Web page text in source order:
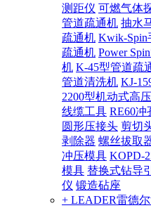
测距仪 可燃气体
管道疏通机 抽水
疏通机 Kwik-Spin
疏通机 Power
机 K-45型管道疏
管道清洗机 KJ-
2200型机动式高
线缆工具 RE60
圆形压接头 剪切
剥除器 螺丝拔取
冲压模具 KOPD-
模具 替换式钻导
仪 锻造砧座
+ LEADER雷德